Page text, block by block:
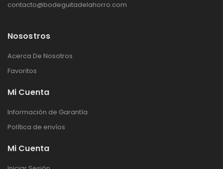
contacto@bodeguitadelahorro.com
Nosostros
Acerca De Nosotros
Favoritos
Mi Cuenta
Información de Garantía
Política de envíos
Mi Cuenta